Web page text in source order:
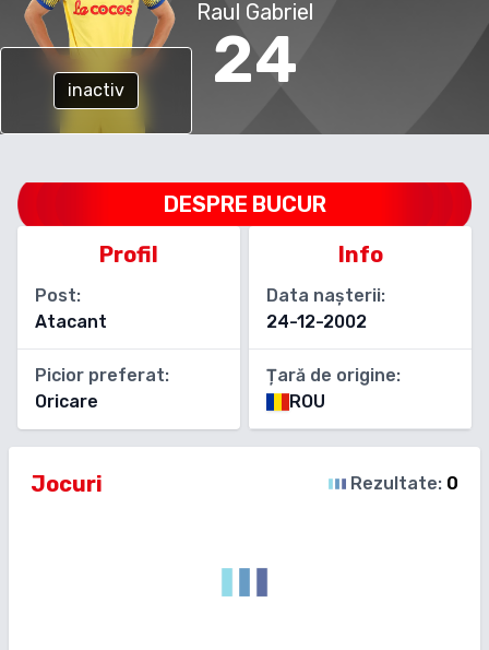
inactiv 24
Raul Gabriel
DESPRE BUCUR
Profil
Post:
Atacant
Picior preferat:
Oricare
Info
Data nașterii:
24-12-2002
Țară de origine:
ROU
Jocuri Rezultate: 0